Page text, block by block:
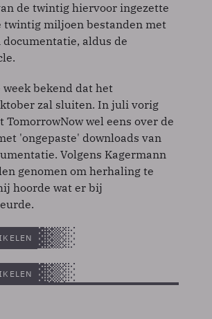
de twintig hiervoor ingezette
twintig miljoen bestanden met
documentatie, aldus de
week bekend dat het
zal sluiten. In juli vorig
TomorrowNow wel eens over de
'ongepaste' downloads van
Volgens Kagermann
genomen om herhaling te
hoorde wat er bij